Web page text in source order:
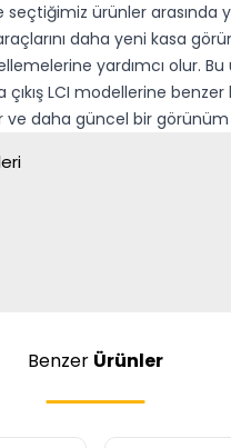
seçtiğimiz ürünler arasında
daha yeni kasa
yardımcı olur. Bu
LCI modellerine benzer
ve daha güncel bir
Benzer Ürünler